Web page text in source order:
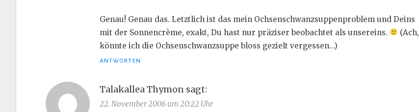
Genau! Genau das. Letztlich ist das mein Ochsenschwanzsuppenproblem und Deins
mit der Sonnencrème, exakt, Du hast nur präziser beobachtet als unsereins.
(Ach,
könnte ich die Ochsenschwanzsuppe bloss gezielt vergessen…)
ANTWORTEN
Talakallea Thymon sagt:
22. November 2006 um 20:22 Uhr